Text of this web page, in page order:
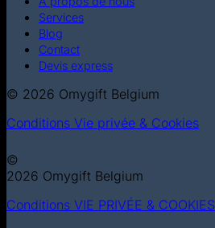
Services
Blog
Contact
Devis express
© 2026 Omygift Belgium
Conditions Vie privée & Cookies
©
2026 Omygift Belgium
Conditions VIE PRIVÉE & COOKIES